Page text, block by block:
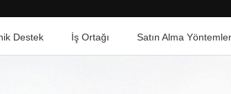
Destek İş Ortağı Satın Alma